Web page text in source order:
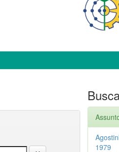
1979